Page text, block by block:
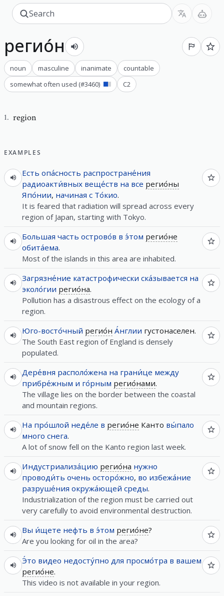
регио́н
noun masculine inanimate
countable
somewhat often used (#3460) C2
1. region
EXAMPLES
Есть опа́сность распростране́ния
радиоакти́вных веще́ств на все регио́ны
Япо́нии, начиная с То́кио.
It is feared that radiation will spread across every
region of Japan, starting with Tokyo.
Большая часть острово́в в э́том регио́не
обита́ема.
Most of the islands in this area are inhabited.
Загрязне́ние катастрофически ска́зывается на
эколо́гии регио́на.
Pollution has a disastrous effect on the ecology of a
region.
Юго-восто́чный регио́н А́нглии густонаселен.
The South East region of England is densely
populated.
Дере́вня располо́жена на грани́це между
прибре́жным и го́рным регио́нами.
The village lies on the border between the coastal
and mountain regions.
На про́шлой неде́ле в регио́не Канто вы́пало
много снега.
A lot of snow fell on the Kanto region last week.
Индустриализа́цию регио́на нужно
проводи́ть очень осторо́жно, во избежа́ние
разруше́ния окружа́ющей среды.
Industrialization of the region must be carried out
very carefully to avoid environmental destruction.
Вы и́щете нефть в э́том регио́не?
Are you looking for oil in the area?
Э́то видео недосту́пно для просмо́тра в вашем
регио́не.
This video is not available in your region.